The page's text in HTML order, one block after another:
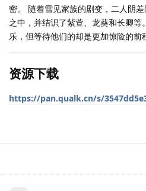
密。 随着雪见家族的剧变，二人阴
之中，并结识了紫萱、龙葵和长卿
乐，但等待他们的却是更加惊险的前
资源下载
https://pan.qualk.cn/s/